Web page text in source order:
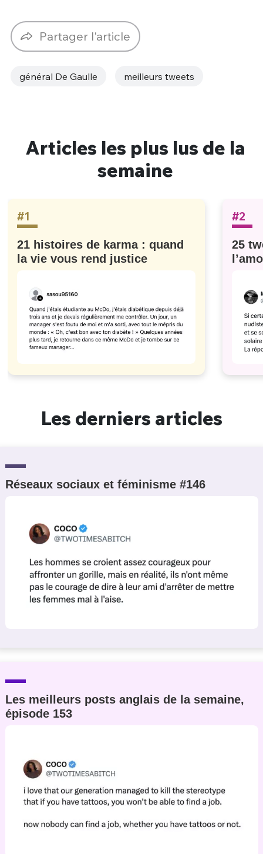
Partager l'article
général De Gaulle meilleurs tweets
Articles les plus lus de la
semaine
#1
21 histoires de karma : quand
la vie vous rend justice
#2
25
Les derniers articles
Réseaux sociaux et féminisme #146
Les meilleurs posts anglais de la semaine,
épisode 153